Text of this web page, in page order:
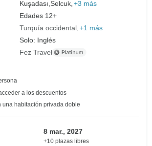
Kuşadası,Selcuk, +3 más
Edades 12+
Turquía occidental +1 más
Solo: Inglés
Fez Travel
a los descuentos
una habitación privada doble
8 mar., 2027
+10 plazas libres